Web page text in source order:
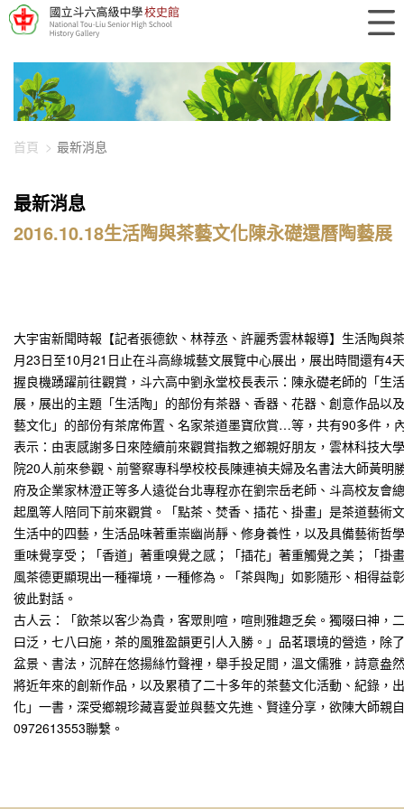
448-1086
首頁 最新消息
最新消息
2016.10.18生活陶與茶藝文化陳永礎還曆陶藝展
大宇宙新聞時報【記者張德欽、林荐丞、許麗秀雲林報導】生活陶與
月23日至10月21日止在斗高綠城藝文展覽中心展出，展出時間還有4
握良機踴躍前往觀賞，斗六高中劉永堂校長表示：陳永礎老師的「生
展，展出的主題「生活陶」的部份有茶器、香器、花器、創意作品以
藝文化」的部份有茶席佈置、名家茶道墨寶欣賞…等，共有90多件，
表示：由衷感謝多日來陸續前來觀賞指教之鄉親好朋友，雲林科技大
院20人前來參觀、前警察專科學校校長陳連禎夫婦及名書法大師黃明
府及企業家林澄正等多人遠從台北專程亦在劉宗岳老師、斗高校友會
起凰等人陪同下前來觀賞。「點茶、焚香、插花、掛畫」是茶道藝術
生活中的四藝，生活品味著重崇幽尚靜、修身養性，以及具備藝術哲
重味覺享受；「香道」著重嗅覺之感；「插花」著重觸覺之美；「掛
風茶德更顯現出一種禪境，一種修為。「茶與陶」如影隨形、相得益
彼此對話。
古人云：「飲茶以客少為貴，客眾則喧，喧則雅趣乏矣。獨啜曰神，
曰泛，七八曰施，茶的風雅盈韻更引人入勝。」品茗環境的營造，除
盆景、書法，沉醉在悠揚絲竹聲裡，舉手投足間，溫文儒雅，詩意盎
將近年來的創新作品，以及累積了二十多年的茶藝文化活動、紀錄，
化」一書，深受鄉親珍藏喜愛並與藝文先進、賢達分享，欲陳大師親
0972613553聯繫。